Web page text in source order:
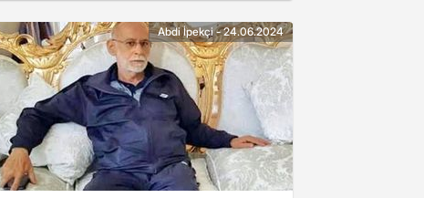
Abdi İpekçi - 24.06.2024